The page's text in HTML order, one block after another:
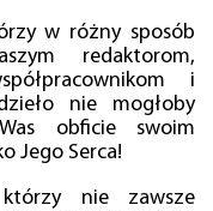
w różny sposób
redaktorom,
i
nie mogłoby
obficie swoim
Jego Serca!
nie zawsze